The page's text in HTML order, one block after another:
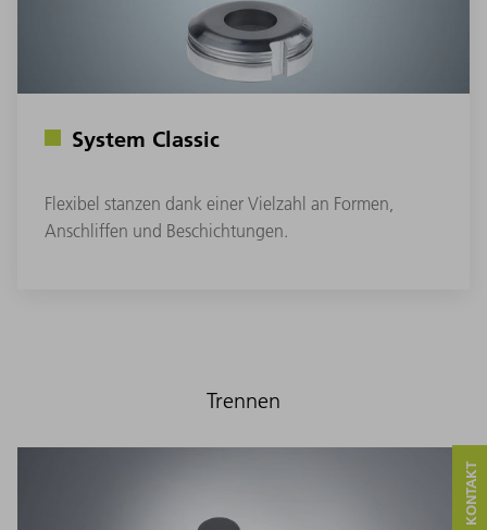
System Classic
Flexibel stanzen dank einer Vielzahl an Formen,
Anschliffen und Beschichtungen.
Trennen